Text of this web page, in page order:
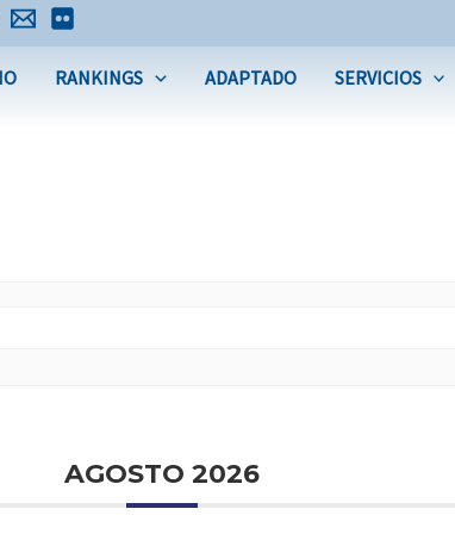
RANKINGS ADAPTADO SERVICIOS
AGOSTO 2026